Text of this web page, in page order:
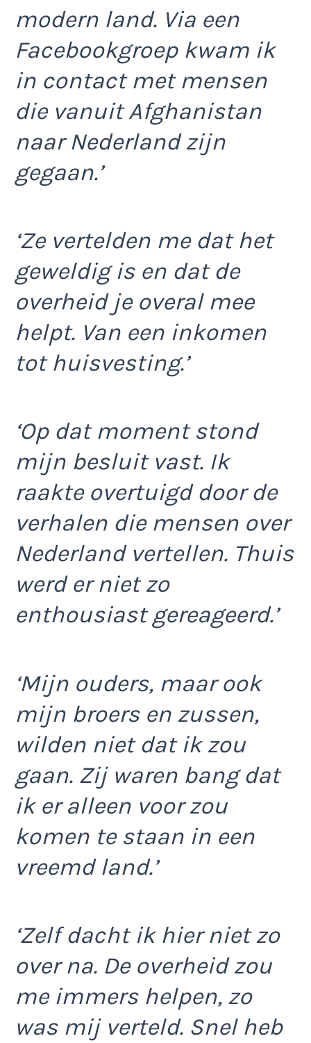
modern land. Via een
Facebookgroep kwam ik
in contact met mensen
die vanuit Afghanistan
naar Nederland zijn
gegaan.’
‘Ze vertelden me dat het
geweldig is en dat de
overheid je overal mee
helpt. Van een inkomen
tot huisvesting.’
‘Op dat moment stond
mijn besluit vast. Ik
raakte overtuigd door de
verhalen die mensen over
Nederland vertellen. Thuis
werd er niet zo
enthousiast gereageerd.’
‘Mijn ouders, maar ook
mijn broers en zussen,
wilden niet dat ik zou
gaan. Zij waren bang dat
ik er alleen voor zou
komen te staan in een
vreemd land.’
‘Zelf dacht ik hier niet zo
over na. De overheid zou
me immers helpen, zo
was mij verteld. Snel heb